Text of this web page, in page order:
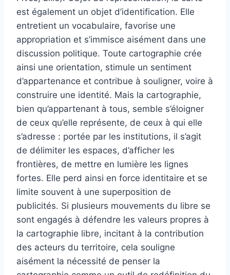
est également un objet d’identification. Elle
entretient un vocabulaire, favorise une
appropriation et s’immisce aisément dans une
discussion politique. Toute cartographie crée
ainsi une orientation, stimule un sentiment
d’appartenance et contribue à souligner, voire à
construire une identité. Mais la cartographie,
bien qu’appartenant à tous, semble s’éloigner
de ceux qu’elle représente, de ceux à qui elle
s’adresse : portée par les institutions, il s’agit
de délimiter les espaces, d’afficher les
frontières, de mettre en lumière les lignes
fortes. Elle perd ainsi en force identitaire et se
limite souvent à une superposition de
publicités. Si plusieurs mouvements du libre se
sont engagés à défendre les valeurs propres à
la cartographie libre, incitant à la contribution
des acteurs du territoire, cela souligne
aisément la nécessité de penser la